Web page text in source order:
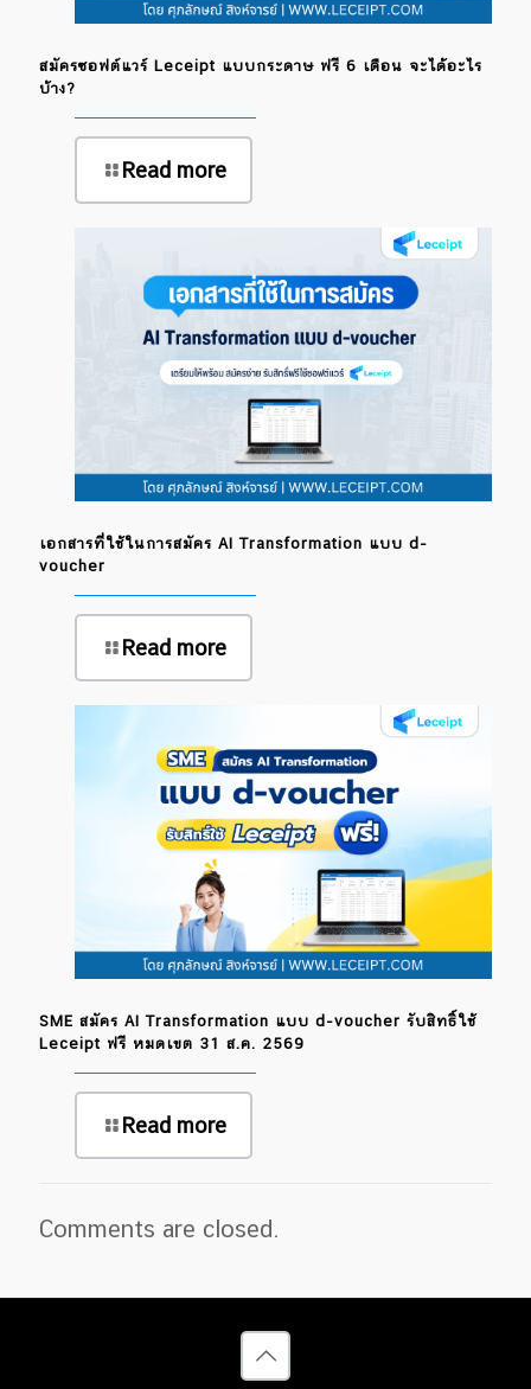
สมัครซอฟต์แวร์ Leceipt แบบกระดาษ ฟรี 6 เดือน จะได้อะไร
บ้าง?
Read more
เอกสารที่ใช้ในการสมัคร AI Transformation แบบ d-
voucher
Read more
SME สมัคร AI Transformation แบบ d-voucher รับสิทธิ์ใช้
Leceipt ฟรี หมดเขต 31 ส.ค. 2569
Read more
Comments are closed.